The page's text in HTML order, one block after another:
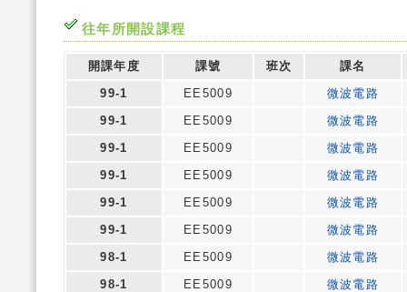
往年所開設課程
開課年度 課號 班次
課名
99-1
EE5009
微波電路
99-1
EE5009
微波電路
99-1
EE5009
微波電路
99-1
EE5009
微波電路
99-1
EE5009
微波電路
99-1
EE5009
微波電路
98-1
EE5009
微波電路
98-1
EE5009
微波電路